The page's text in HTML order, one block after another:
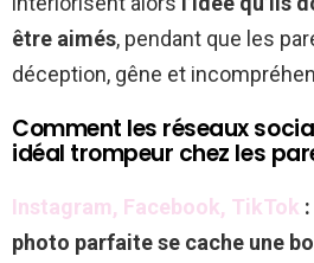
être aimés, pendant que les
déception, gêne et
Comment les réseaux
idéal trompeur chez les
Instagram, Facebook, TikTok
photo parfaite se cache une